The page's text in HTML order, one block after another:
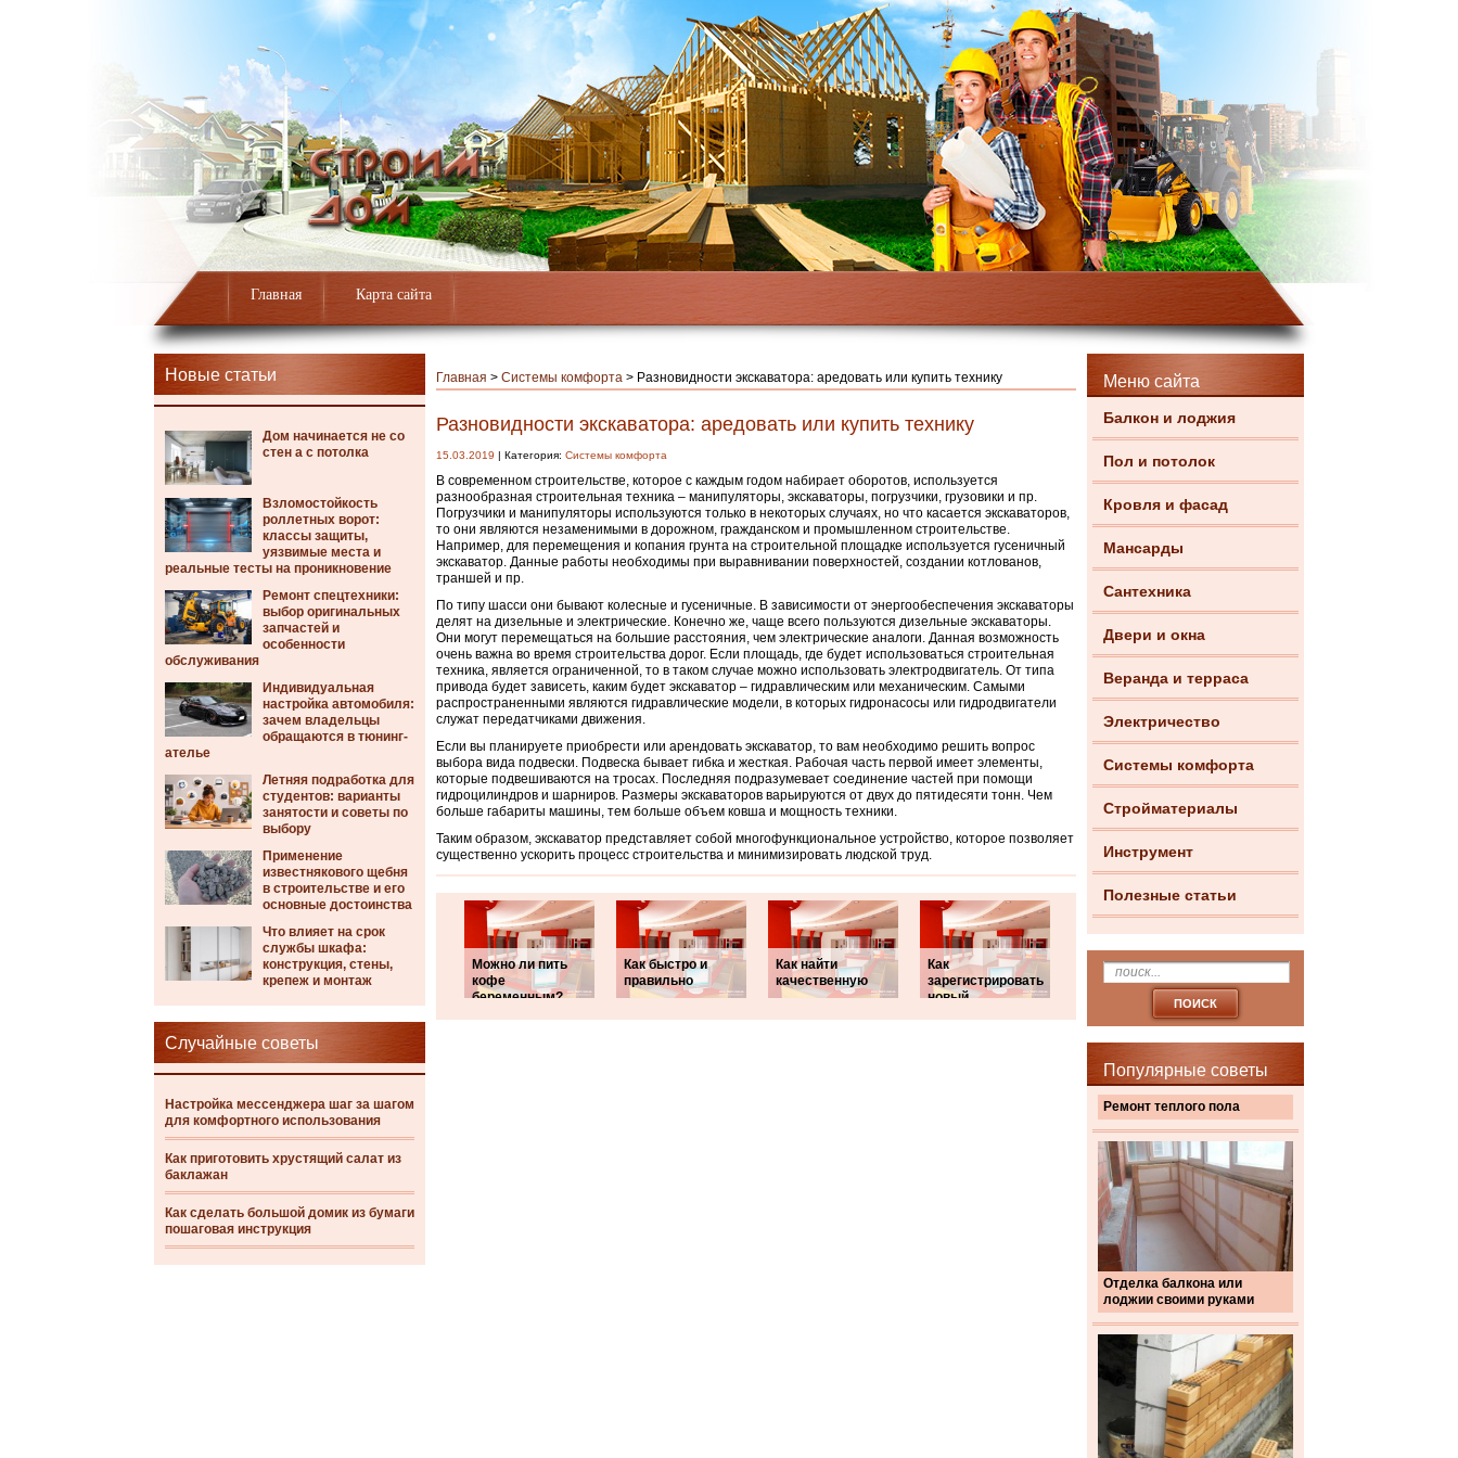
Главная Карта сайта
Новые статьи
Дом начинается не со
стен а с потолка
Взломостойкость
роллетных ворот:
классы защиты,
уязвимые места и
реальные тесты на проникновение
Ремонт спецтехники:
выбор оригинальных
запчастей и
особенности
обслуживания
Индивидуальная
настройка автомобиля:
зачем владельцы
обращаются в тюнинг-
ателье
Летняя подработка для
студентов: варианты
занятости и советы по
выбору
Применение
известнякового щебня
в строительстве и его
основные достоинства
Что влияет на срок
службы шкафа:
конструкция, стены,
крепеж и монтаж
Случайные советы
Настройка мессенджера шаг за шагом
для комфортного использования
Как приготовить хрустящий салат из
баклажан
Как сделать большой домик из бумаги
пошаговая инструкция
Меню сайта
Балкон и лоджия
Пол и потолок
Кровля и фасад
Мансарды
Сантехника
Двери и окна
Веранда и терраса
Электричество
Системы комфорта
Стройматериалы
Инструмент
Полезные статьи
Популярные советы
Ремонт теплого пола
Отделка балкона или
лоджии своими руками
Главная > Системы комфорта > Разновидности экскаватора: аредовать или купить технику
Разновидности экскаватора: аредовать или купить технику
15.03.2019 | Категория: Системы комфорта
В современном строительстве, которое с каждым годом набирает оборотов, используется
разнообразная строительная техника – манипуляторы, экскаваторы, погрузчики, грузовики и пр.
Погрузчики и манипуляторы используются только в некоторых случаях, но что касается экскаваторов,
то они являются незаменимыми в дорожном, гражданском и промышленном строительстве.
Например, для перемещения и копания грунта на строительной площадке используется гусеничный
экскаватор. Данные работы необходимы при выравнивании поверхностей, создании котлованов,
траншей и пр.
По типу шасси они бывают колесные и гусеничные. В зависимости от энергообеспечения экскаваторы
делят на дизельные и электрические. Конечно же, чаще всего пользуются дизельные экскаваторы.
Они могут перемещаться на большие расстояния, чем электрические аналоги. Данная возможность
очень важна во время строительства дорог. Если площадь, где будет использоваться строительная
техника, является ограниченной, то в таком случае можно использовать электродвигатель. От типа
привода будет зависеть, каким будет экскаватор – гидравлическим или механическим. Самыми
распространенными являются гидравлические модели, в которых гидронасосы или гидродвигатели
служат передатчиками движения.
Если вы планируете приобрести или арендовать экскаватор, то вам необходимо решить вопрос
выбора вида подвески. Подвеска бывает гибка и жесткая. Рабочая часть первой имеет элементы,
которые подвешиваются на тросах. Последняя подразумевает соединение частей при помощи
гидроцилиндров и шарниров. Размеры экскаваторов варьируются от двух до пятидесяти тонн. Чем
больше габариты машины, тем больше объем ковша и мощность техники.
Таким образом, экскаватор представляет собой многофункциональное устройство, которое позволяет
существенно ускорить процесс строительства и минимизировать людской труд.
Можно ли пить
кофе
беременным?
Как быстро и
правильно
Как найти
качественную
Как
зарегистрировать
новый